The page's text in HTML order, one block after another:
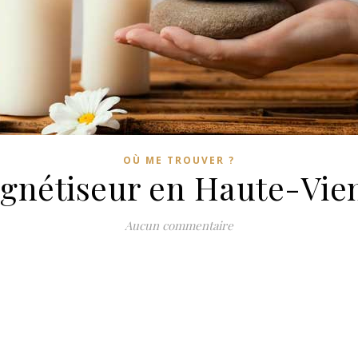
OÙ ME TROUVER ?
en Haute-
Aucun commentaire